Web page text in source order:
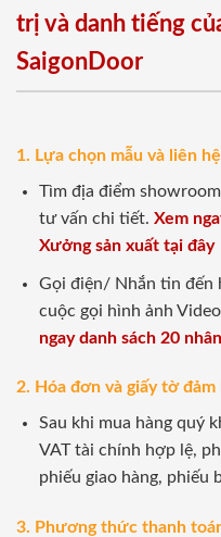
trị và danh tiếng
SaigonDoor
1. Lựa chọn mẫu và liên
Tìm địa điểm
tư vấn chi tiết. Xem
Xưởng sản xuất tại đây
Gọi điện/ Nhắn tin
cuộc gọi hình ảnh
ngay danh sách 20
2. Hóa đơn và giấy tờ đảm
Sau khi mua hàng quý
VAT tài chính hợp lệ,
phiếu giao hàng, phiếu
3. Phương thức thanh